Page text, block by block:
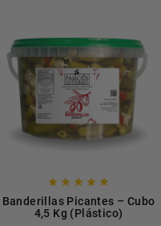
    
Banderillas Picantes – Cubo
4,5 Kg (Plástico)